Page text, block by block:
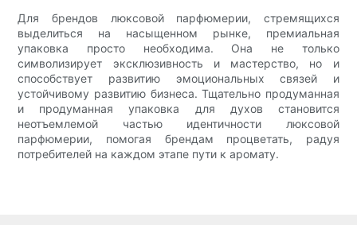
Для брендов люксовой парфюмерии, стремящихся
выделиться на насыщенном рынке, премиальная
упаковка просто необходима. Она не только
символизирует эксклюзивность и мастерство, но и
способствует развитию эмоциональных связей и
устойчивому развитию бизнеса. Тщательно продуманная
и продуманная упаковка для духов становится
неотъемлемой частью идентичности люксовой
парфюмерии, помогая брендам процветать, радуя
потребителей на каждом этапе пути к аромату.